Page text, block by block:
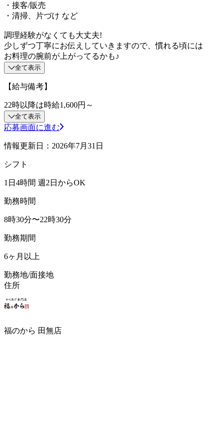
・接客/販売
・清掃、片づけ など
調理経験がなくても大丈夫!
少しずつ丁寧にお伝えしていきますので、慣れる頃には
お料理の腕前が上がってるかも♪
全て表示
【給与備考】
22時以降は時給1,600円～
全て表示
応募画面に進む
情報更新日：2026年7月31日
シフト
1日4時間 週2日からOK
勤務時間
8時30分〜22時30分
勤務期間
6ヶ月以上
勤務地/面接地
住所
福のから 田無店